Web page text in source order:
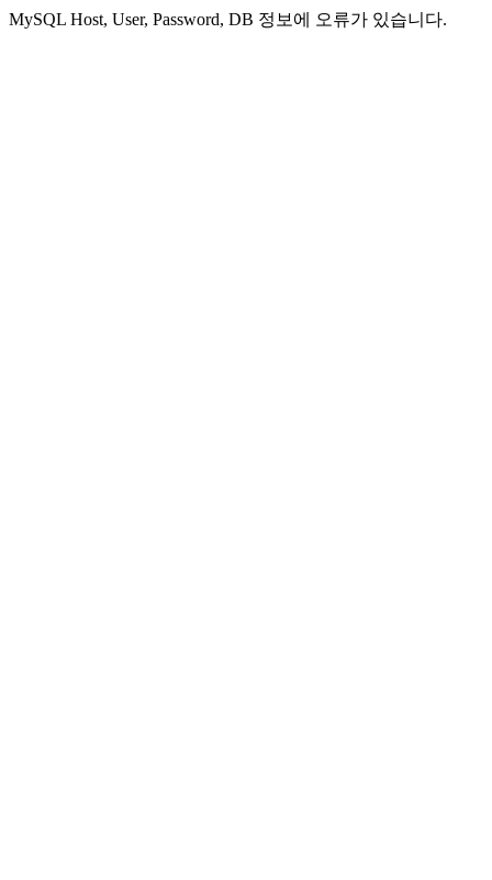
MySQL Host, User, Password, DB 정보에 오류가 있습니다.